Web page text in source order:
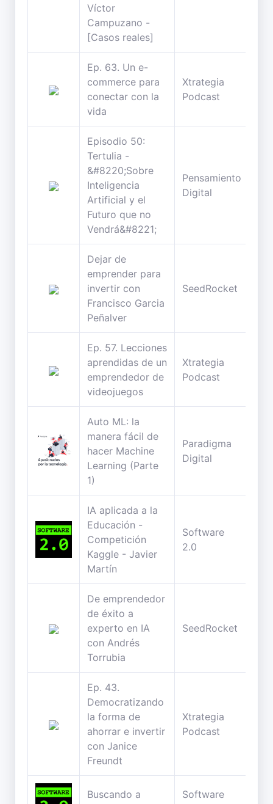
Víctor
Campuzano -
[Casos reales]
Ep. 63. Un e-
commerce para
conectar con la
vida
Xtrategia
Podcast
Episodio 50:
Tertulia -
&#8220;Sobre
Inteligencia
Artificial y el
Futuro que no
Vendrá&#8221;
Pensamiento
Digital
Dejar de
emprender para
invertir con
Francisco Garcia
Peñalver
SeedRocket
Ep. 57. Lecciones
aprendidas de un
emprendedor de
videojuegos
Xtrategia
Podcast
Auto ML: la
manera fácil de
hacer Machine
Learning (Parte
1)
Paradigma
Digital
IA aplicada a la
Educación -
Competición
Kaggle - Javier
Martín
Software
2.0
De emprendedor
de éxito a
experto en IA
con Andrés
Torrubia
SeedRocket
Ep. 43.
Democratizando
la forma de
ahorrar e invertir
con Janice
Freundt
Xtrategia
Podcast
Buscando a
Software